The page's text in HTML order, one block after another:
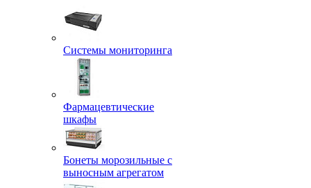
Системы мониторинга
Фармацевтические
шкафы
Бонеты морозильные с
выносным агрегатом